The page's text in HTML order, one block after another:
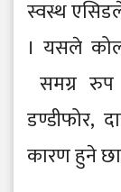
स्वस्थ
। यसले
समग्र
डण्डीफोर,
कारण हुने